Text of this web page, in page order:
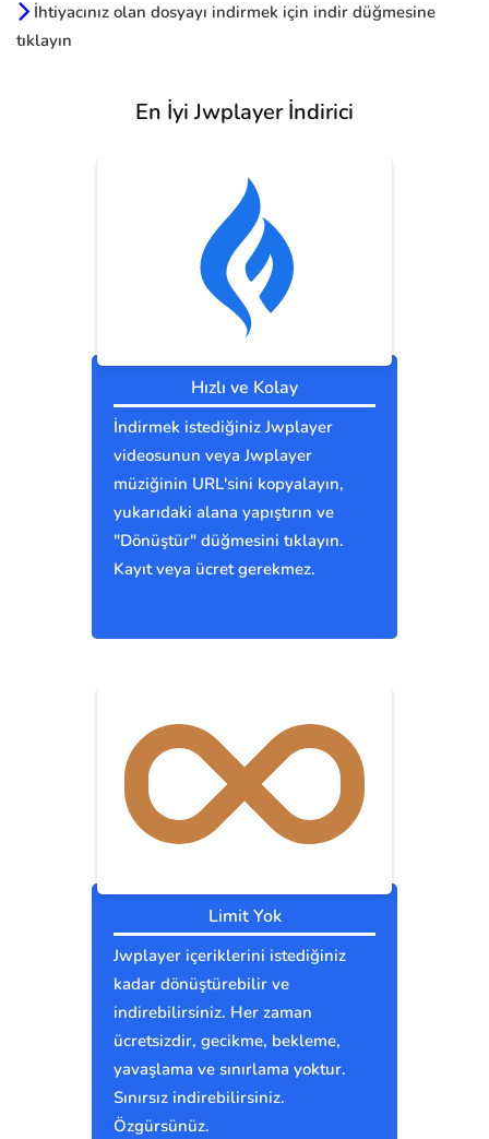
İhtiyacınız olan dosyayı indirmek için indir düğmesine
tıklayın
En İyi Jwplayer İndirici
Hızlı ve Kolay
İndirmek istediğiniz Jwplayer
videosunun veya Jwplayer
müziğinin URL'sini kopyalayın,
yukarıdaki alana yapıştırın ve
"Dönüştür" düğmesini tıklayın.
Kayıt veya ücret gerekmez.
Limit Yok
Jwplayer içeriklerini istediğiniz
kadar dönüştürebilir ve
indirebilirsiniz. Her zaman
ücretsizdir, gecikme, bekleme,
yavaşlama ve sınırlama yoktur.
Sınırsız indirebilirsiniz.
Özgürsünüz.